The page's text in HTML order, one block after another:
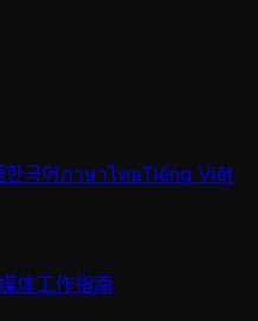
한국어ภาษาไทยTiếng Việt
体工作指南